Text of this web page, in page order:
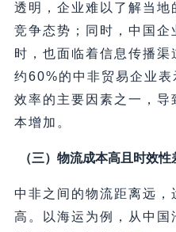
透明，企业难以了解当地
竞争态势；同时，中国企
时，也面临着信息传播渠
约60%的中非贸易企业
效率的主要因素之一，
本增加。
（三）物流成本高且时效性
中非之间的物流距离远
高。以海运为例，从中国